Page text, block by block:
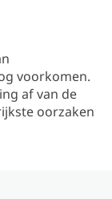
voorkomen.
af van de
oorzaken